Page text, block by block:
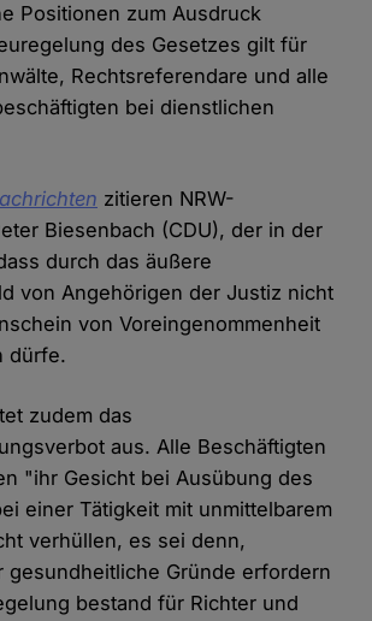
Positionen zum Ausdruck
des Gesetzes gilt für
Rechtsreferendare und alle
bei dienstlichen
zitieren NRW-
Biesenbach (CDU), der in der
durch das äußere
von Angehörigen der Justiz nicht
von Voreingenommenheit
dürfe.
zudem das
aus. Alle Beschäftigten
"ihr Gesicht bei Ausübung des
einer Tätigkeit mit unmittelbarem
verhüllen, es sei denn,
gesundheitliche Gründe erfordern
bestand für Richter und